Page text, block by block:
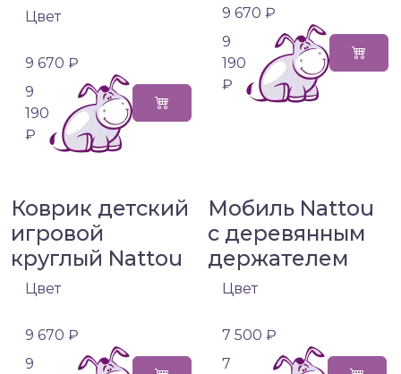
Цвет
9 670 ₽
9
190
₽
9 670 ₽
9
190
₽
Коврик детский
игровой
круглый Nattou
Цвет
9 670 ₽
9
Мобиль Nattou
с деревянным
держателем
Цвет
7 500 ₽
7